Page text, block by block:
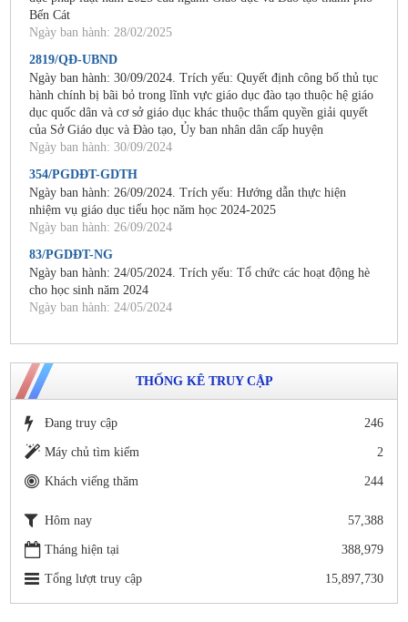
Bến Cát
Ngày ban hành: 28/02/2025
2819/QĐ-UBND
Ngày ban hành: 30/09/2024. Trích yếu: Quyết định công bố thủ tục
hành chính bị bãi bỏ trong lĩnh vực giáo dục đào tạo thuộc hệ giáo
dục quốc dân và cơ sở giáo dục khác thuộc thẩm quyền giải quyết
của Sở Giáo dục và Đào tạo, Ủy ban nhân dân cấp huyện
Ngày ban hành: 30/09/2024
354/PGDĐT-GDTH
Ngày ban hành: 26/09/2024. Trích yếu: Hướng dẫn thực hiện
nhiệm vụ giáo dục tiểu học năm học 2024-2025
Ngày ban hành: 26/09/2024
83/PGDĐT-NG
Ngày ban hành: 24/05/2024. Trích yếu: Tổ chức các hoạt động hè
cho học sinh năm 2024
Ngày ban hành: 24/05/2024
THỐNG KÊ TRUY CẬP
Đang truy cập 246
Máy chủ tìm kiếm 2
Khách viếng thăm 244
Hôm nay 57,388
Tháng hiện tại 388,979
Tổng lượt truy cập 15,897,730